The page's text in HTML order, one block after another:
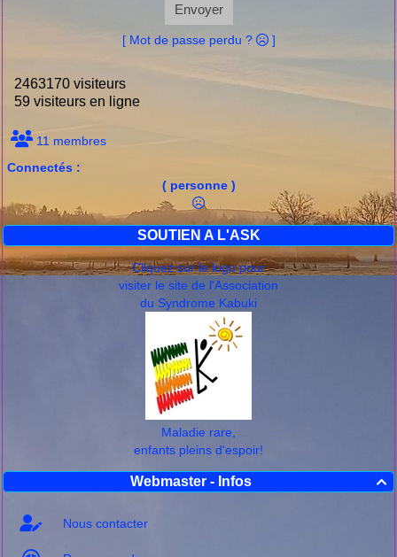
Envoyer
[ Mot de passe perdu ? ]
2463170 visiteurs
59 visiteurs en ligne
11 membres
Connectés :
( personne )
SOUTIEN A L'ASK
Cliquez sur le logo pour
visiter le site de l'Association
du Syndrome Kabuki
Maladie rare,
enfants pleins d'espoir!

Webmaster - Infos
Nous contacter